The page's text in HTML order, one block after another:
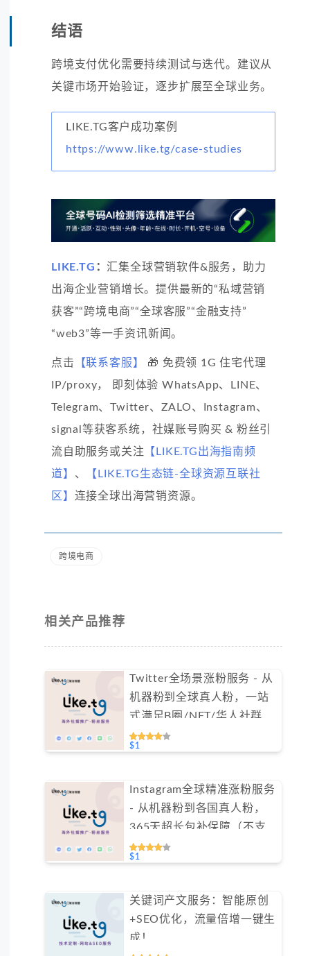
结语
跨境支付优化需要持续测试与迭代。建议从
关键市场开始验证，逐步扩展至全球业务。
LIKE.TG客户成功案例
https://www.like.tg/case-studies
LIKE.TG ： 汇集全球营销软件&服务，助力
出海企业营销增长。提供最新的“私域营销
获客”“跨境电商”“全球客服”“金融支持”
“web3”等一手资讯新闻。
点击 【联系客服】
🎁 免费领 1G 住宅代理
IP/proxy， 即刻体验 WhatsApp、LINE、
Telegram、Twitter、ZALO、Instagram、
signal等获客系统，社媒账号购买 & 粉丝引
流自助服务或关注 【LIKE.TG出海指南频
道】 、
【LIKE.TG生态链-全球资源互联社
区】 连接全球出海营销资源。
跨境电商
相关产品推荐
Twitter全场景涨粉服务 - 从
机器粉到全球真人粉，一站
式满足B圈/NFT/华人社群需
求（不支持免费测试）
$1
Instagram全球精准涨粉服务
- 从机器粉到各国真人粉，
365天超长包补保障（不支
持免费测试）
$1
关键词产文服务：智能原创
+SEO优化，流量倍增一键生
成！